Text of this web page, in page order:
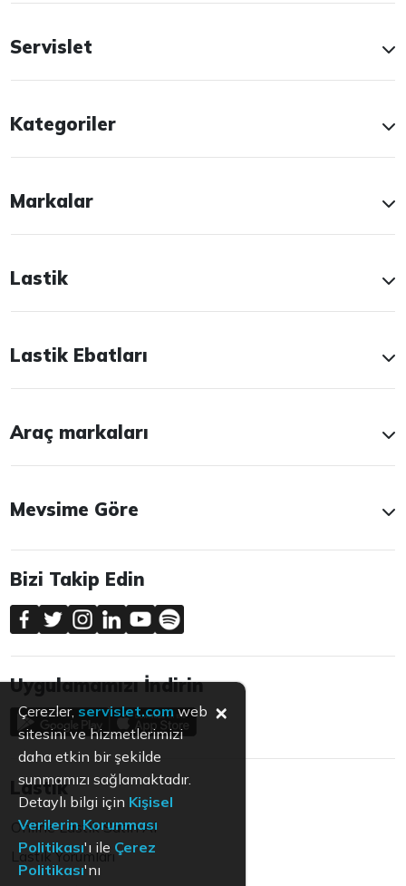
Servislet
Kategoriler
Markalar
Lastik
Lastik Ebatları
Araç markaları
Mevsime Göre
Bizi Takip Edin
Uygulamamızı İndirin
Lastik
Online Lastik Satın Al
Lastik Yorumları
Çerezler,servislet.comweb
sitesini ve hizmetlerimizi
daha etkin bir şekilde
sunmamızı sağlamaktadır.
Detaylı bilgi için Kişisel
Verilerin Korunması
Politikası'ı ile Çerez
Politikası'nı
×